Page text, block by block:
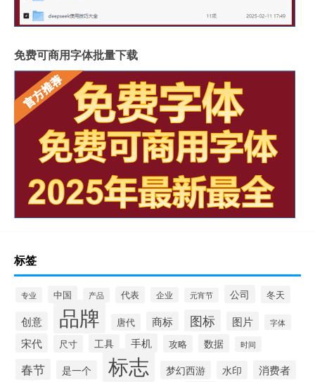
免费可商用字体批量下载
标签
专业 中国 产品 代表 企业 元宵节 公司 冬天
创意 品牌 唐代 商标 图标 图片 字体
宋代 尺寸 工具 手机 攻略 数据 时间
春节 是一个 标志 梦幻西游 水印 消费者